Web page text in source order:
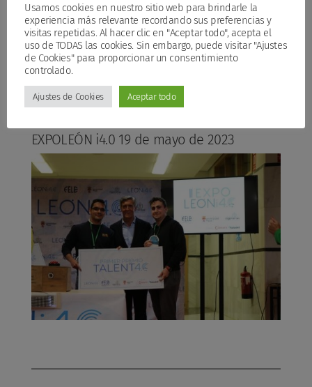
proclamaron ganadores
de este evento los
estudiantes Alejandro
Criado Grandes y Pablo
Fernández Eloy.
EXPOLEÓN i4.0 19 de mayo de 2023
Usamos cookies en nuestro sitio web para brindarle la
experiencia más relevante recordando sus preferencias y
visitas repetidas. Al hacer clic en "Aceptar todo", acepta el
uso de TODAS las cookies. Sin embargo, puede visitar "Ajustes
de Cookies" para proporcionar un consentimiento
controlado.
Ajustes de Cookies Aceptar todo